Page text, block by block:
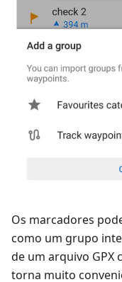
Os marcadores
como um grupo
de um arquivo GPX
torna muito